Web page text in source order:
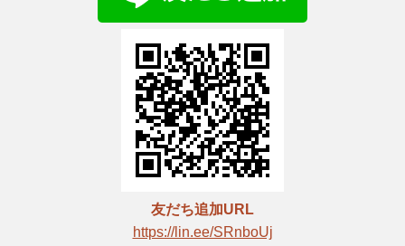
友だち追加URL
https://lin.ee/SRnboUj